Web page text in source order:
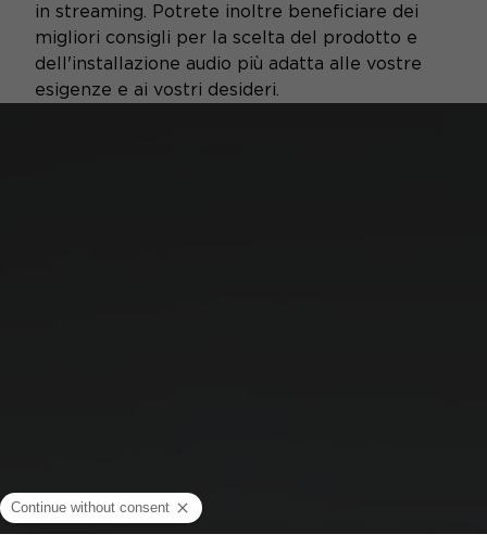
in streaming. Potrete inoltre beneficiare dei
migliori consigli per la scelta del prodotto e
dell'installazione audio più adatta alle vostre
esigenze e ai vostri desideri.